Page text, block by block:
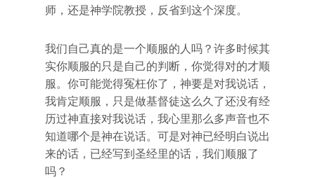
师，还是神学院教授，反省到这个深度。
我们自己真的是一个顺服的人吗？许多时候其
实你顺服的只是自己的判断，你觉得对的才顺
服。你可能觉得冤枉你了，神要是对我说话，
我肯定顺服，只是做基督徒这么久了还没有经
历过神直接对我说话，我心里那么多声音也不
知道哪个是神在说话。可是对神已经明白说出
来的话，已经写到圣经里的话，我们顺服了
吗？